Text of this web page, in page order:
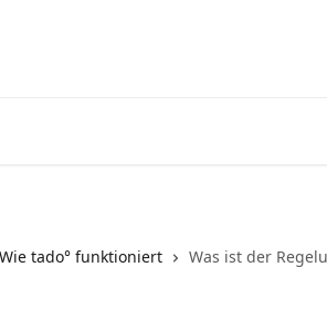
Wie tado° funktioniert Was ist der